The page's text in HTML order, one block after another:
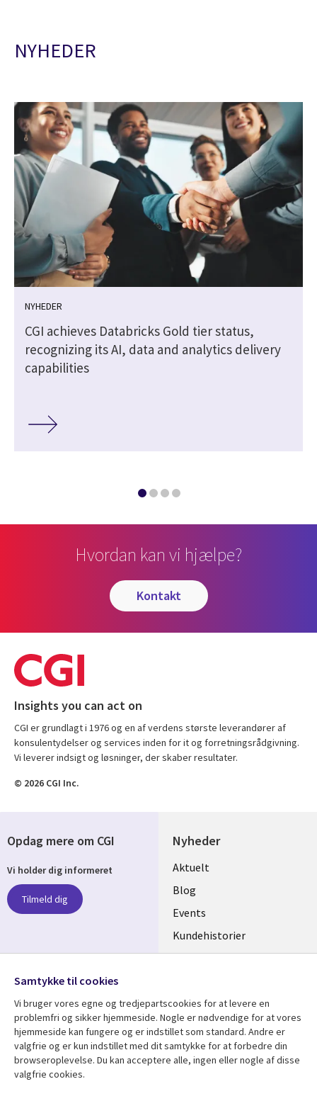
NYHEDER
NYHEDER
CGI achieves Databricks Gold tier status,
recognizing its AI, data and analytics delivery
capabilities
Hvordan kan vi hjælpe?
kontakt
Insights you can act on
CGI er grundlagt i 1976 og en af verdens største leverandører af
konsulentydelser og services inden for it og forretningsrådgivning.
Vi leverer indsigt og løsninger, der skaber resultater.
© 2026 CGI Inc.
Nyheder
Useful
links
DENMARK
Aktuelt
Blog
Events
Kundehistorier
Videoer
Se mere
Library
Artikler
Support
Opdag mere om CGI
Vi holder dig informeret
Tilmeld dig
Media
DENMARK
Samtykke til cookies
Vi bruger vores egne og tredjepartscookies for at levere en
problemfri og sikker hjemmeside. Nogle er nødvendige for at vores
hjemmeside kan fungere og er indstillet som standard. Andre er
valgfrie og er kun indstillet med dit samtykke for at forbedre din
browseroplevelse. Du kan acceptere alle, ingen eller nogle af disse
valgfrie cookies.